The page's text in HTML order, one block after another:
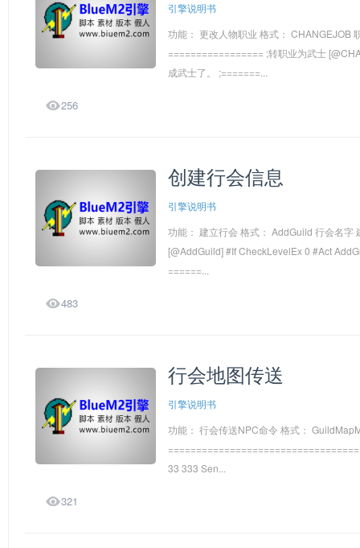
引擎说明书
功能： 更改人物职业 格式： CHANGEJOB
================= ;转职业为武士
成武士了。 ;=======...
256
创建行会信息
引擎说明书
功能： 建立行会 格式： AddGuild 行会名字
[@AddGuild] #If CheckLevelEx 0 #Act
======...
483
行会地图传送
引擎说明书
功能： 行会传送NPC命令 格式：
33 333 Sen...
321